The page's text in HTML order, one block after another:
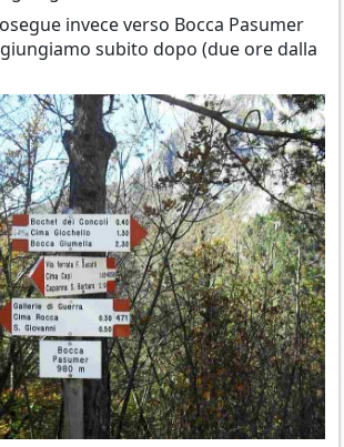
invece verso Bocca Pasumer
subito dopo (due ore dalla